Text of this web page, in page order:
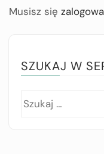
Musisz się
SZUKAJ W